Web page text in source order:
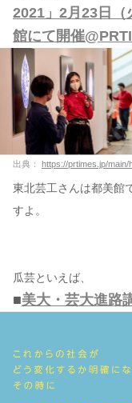
2021」2月23日（
館にて開催
出典： https://prtimes.jp/main/
東北芸工さんは都美館
すよ。
瓜芸といえば、
■美大・芸大進路